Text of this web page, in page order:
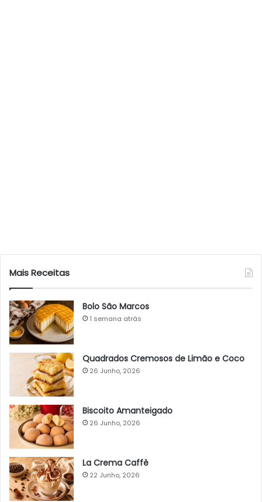
Mais Receitas
Bolo São Marcos
1 semana atrás
Quadrados Cremosos de Limão e Coco
26 Junho, 2026
Biscoito Amanteigado
26 Junho, 2026
La Crema Caffè
22 Junho, 2026